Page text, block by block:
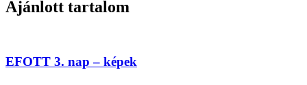
Ajánlott tartalom
EFOTT 3. nap – képek